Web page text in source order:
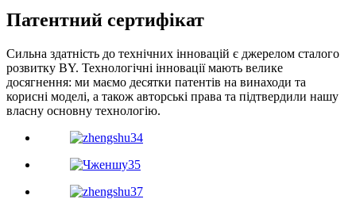
Патентний сертифікат
Сильна здатність до технічних інновацій є джерелом сталого
розвитку BY. Технологічні інновації мають велике
досягнення: ми маємо десятки патентів на винаходи та
корисні моделі, а також авторські права та підтвердили нашу
власну основну технологію.